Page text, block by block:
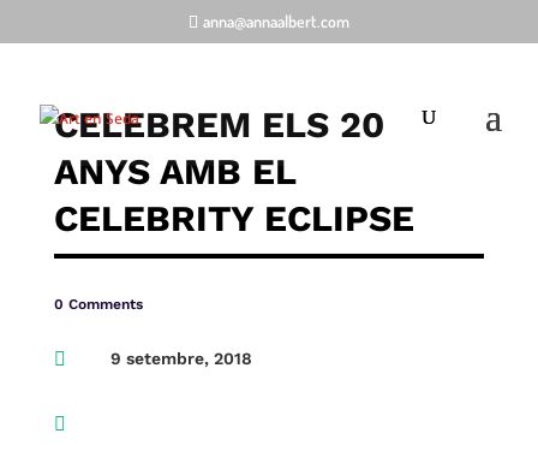
anna@annaalbert.com
CELEBREM ELS 20
ANYS AMB EL
CELEBRITY ECLIPSE
0 Comments
 9 setembre, 2018
